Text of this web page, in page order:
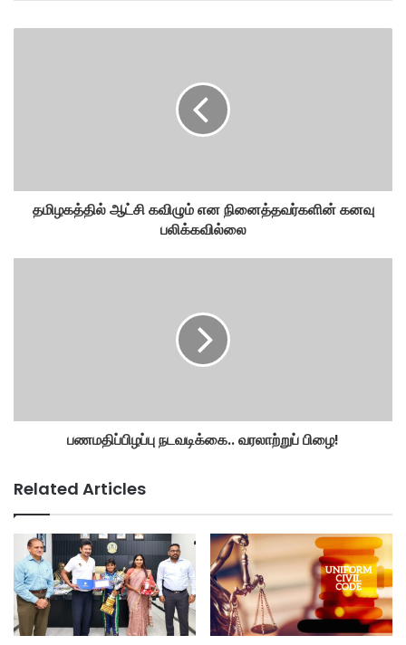
தமிழகத்தில் ஆட்சி கவிழும் என நினைத்தவர்களின் கனவு
பலிக்கவில்லை
பணமதிப்பிழப்பு நடவடிக்கை.. வரலாற்றுப் பிழை!
Related Articles